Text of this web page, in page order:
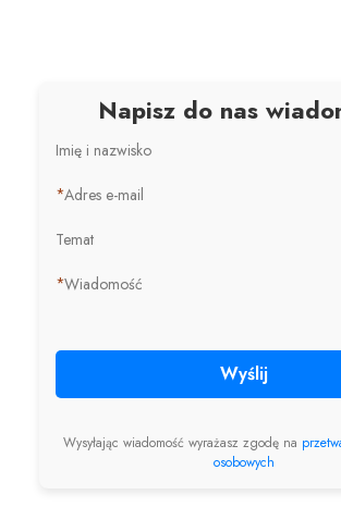
Napisz do nas
Imię i nazwisko
*Adres e-mail
Temat
*Wiadomość
Wyślij
Wysyłając wiadomość wyrażasz zgodę na
osobowych